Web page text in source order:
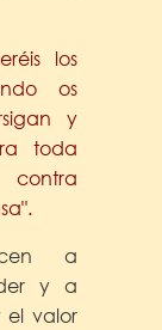
los
os
y
toda
a
y a
el valor